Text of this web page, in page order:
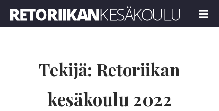
MENU
Tekijä: Retoriikan
kesäkoulu 2022